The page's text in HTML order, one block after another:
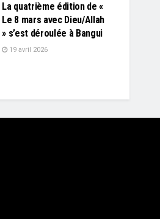
La quatrième édition de «
Le 8 mars avec Dieu/Allah
» s’est déroulée à Bangui
19 avril 2026